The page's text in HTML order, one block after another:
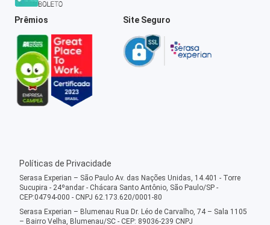
Prêmios Site Seguro
Políticas de Privacidade
Serasa Experian – São Paulo Av. das Nações Unidas, 14.401 - Torre
Sucupira - 24ºandar - Chácara Santo Antônio, São Paulo/SP -
CEP:04794-000 - CNPJ 62.173.620/0001-80
Serasa Experian – Blumenau Rua Dr. Léo de Carvalho, 74 – Sala 1105
– Bairro Velha, Blumenau/SC - CEP: 89036-239 CNPJ